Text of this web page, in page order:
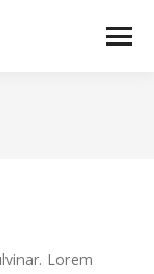
Lorem